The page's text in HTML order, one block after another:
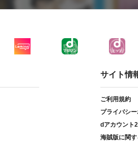
サイト情
ご利用規約
プライバシ
dアカウント
海賊版に関